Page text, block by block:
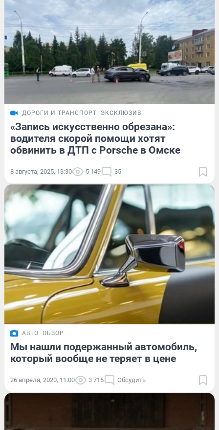
ДОРОГИ И ТРАНСПОРТ ЭКСКЛЮЗИВ
«Запись искусственно обрезана»:
водителя скорой помощи хотят
обвинить в ДТП с Porsche в Омске
8 августа, 2025, 13:30 5 149 35
АВТО ОБЗОР
Мы нашли подержанный автомобиль,
который вообще не теряет в цене
26 апреля, 2020, 11:00 3 715 Обсудить